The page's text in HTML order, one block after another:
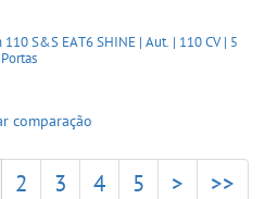
110 S&S EAT6 SHINE | Aut. | 110 CV | 5
Portas
comparação
2 3 4 5 > >>